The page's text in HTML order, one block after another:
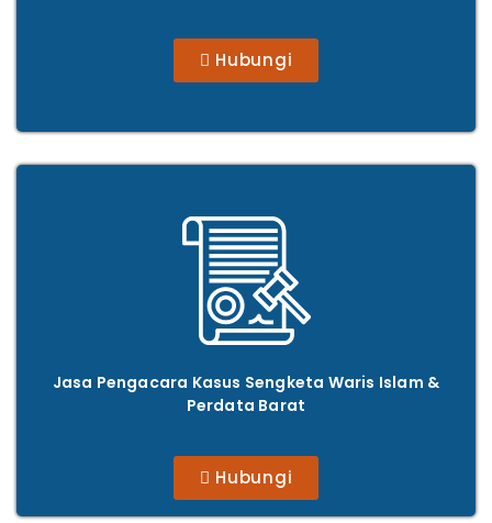
Hubungi
Jasa Pengacara Kasus Sengketa Waris Islam &
Perdata Barat
Hubungi